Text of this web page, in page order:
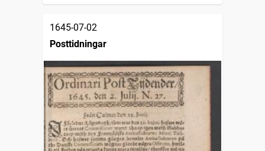
1645-07-02
Posttidningar